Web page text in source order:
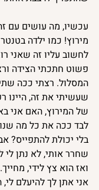
עכשיו, מה עושים עם
מירוץ! כמו ילדה
לחשוב עליו זה שאני
פשוט חתכתי הצידה
המסלול. רצתי ככה
שעשיתי את זה, היינו
של המירוץ, האם אני
לבד ככה את כל מה
בלי יכולת להתפייס?
שחרר אותי, לא נתן לי
ואז הוא צץ לידי,
אני אתן לך להיעלם